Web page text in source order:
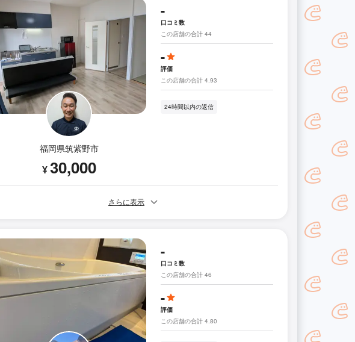
福岡県筑紫野市
¥30,000
-
口コミ数
この店舗の合計 44
-
評価
この店舗の合計 4.93
24時間以内の返信
さらに表示
-
口コミ数
この店舗の合計 46
-
評価
この店舗の合計 4.80